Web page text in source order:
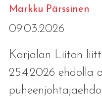
Markku Pärssinen
09.03.2026
Karjalan Liiton
25.4.2026 ehdolla